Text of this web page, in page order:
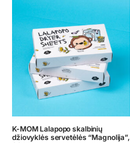
K-MOM Lalapopo skalbinių
džiovyklės servetėlės “Magnolija”,